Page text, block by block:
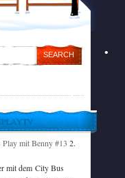
mit Benny #13 2.
mit dem City Bus